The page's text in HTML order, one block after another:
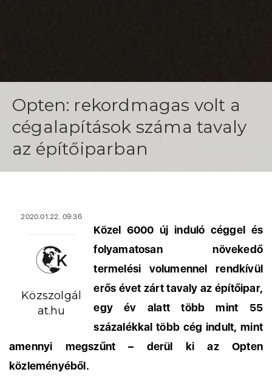
Opten: rekordmagas volt a
cégalapítások száma tavaly
az építőiparban
2020.01.22. 09:36
Közszolgál
at.hu
Közel 6000 új induló céggel és
folyamatosan növekedő
termelési volumennel rendkívül
erős évet zárt tavaly az építőipar,
egy év alatt több mint 55
százalékkal több cég indult, mint
amennyi megszűnt – derül ki az Opten
közleményéből.